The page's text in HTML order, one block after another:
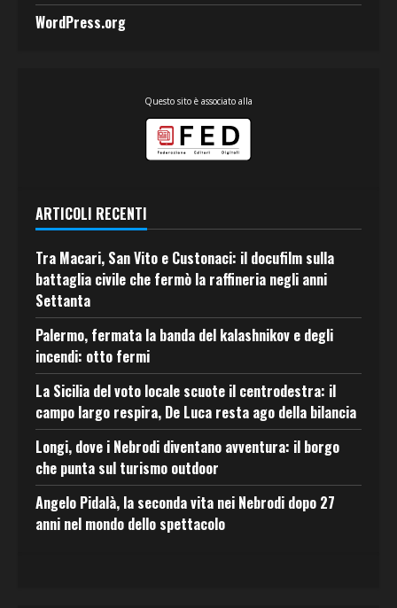
WordPress.org
Questo sito è associato alla
ARTICOLI RECENTI
Tra Macari, San Vito e Custonaci: il docufilm sulla
battaglia civile che fermò la raffineria negli anni
Settanta
Palermo, fermata la banda del kalashnikov e degli
incendi: otto fermi
La Sicilia del voto locale scuote il centrodestra: il
campo largo respira, De Luca resta ago della bilancia
Longi, dove i Nebrodi diventano avventura: il borgo
che punta sul turismo outdoor
Angelo Pidalà, la seconda vita nei Nebrodi dopo 27
anni nel mondo dello spettacolo